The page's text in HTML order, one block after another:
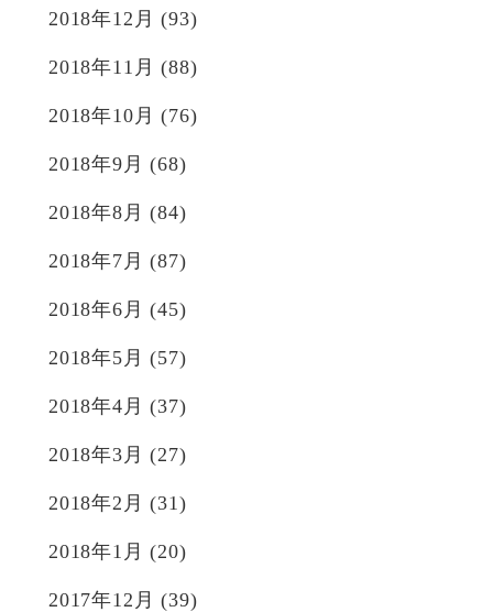
2018年12月 (93)
2018年11月 (88)
2018年10月 (76)
2018年9月 (68)
2018年8月 (84)
2018年7月 (87)
2018年6月 (45)
2018年5月 (57)
2018年4月 (37)
2018年3月 (27)
2018年2月 (31)
2018年1月 (20)
2017年12月 (39)